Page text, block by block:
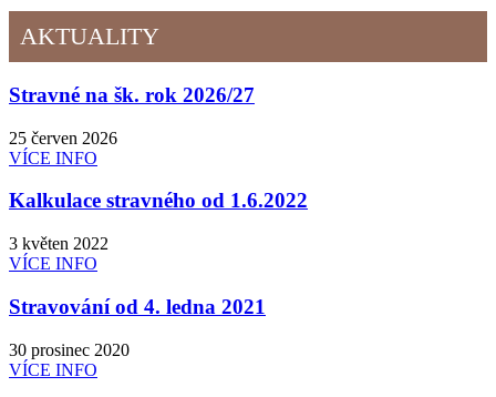
AKTUALITY
Stravné na šk. rok 2026/27
25 červen 2026
VÍCE INFO
Kalkulace stravného od 1.6.2022
3 květen 2022
VÍCE INFO
Stravování od 4. ledna 2021
30 prosinec 2020
VÍCE INFO